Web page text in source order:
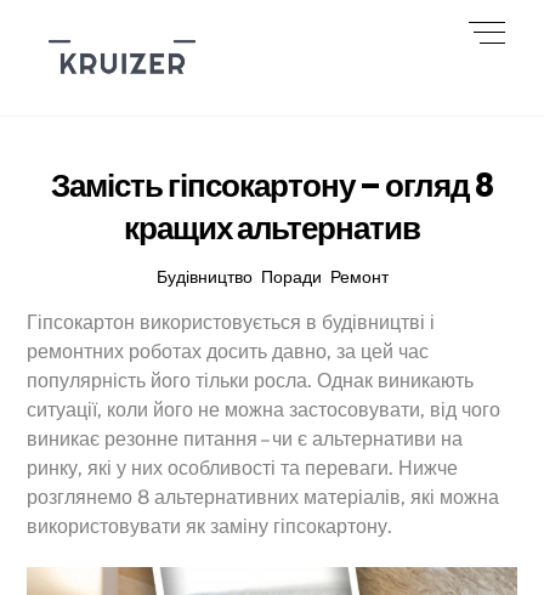
content
Замість гіпсокартону – огляд 8
кращих альтернатив
Будівництво, Поради Ремонт
Гіпсокартон використовується в будівництві і
ремонтних роботах досить давно, за цей час
популярність його тільки росла. Однак виникають
ситуації, коли його не можна застосовувати, від чого
виникає резонне питання – чи є альтернативи на
ринку, які у них особливості та переваги. Нижче
розглянемо 8 альтернативних матеріалів, які можна
використовувати як заміну гіпсокартону.